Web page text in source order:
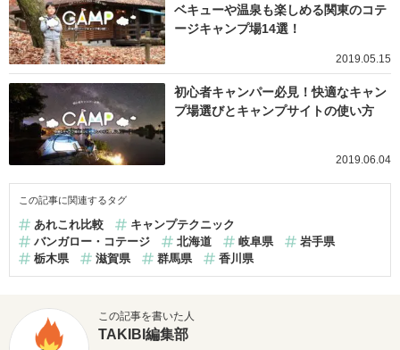
ベキューや温泉も楽しめる関東のコテ
ージキャンプ場14選！
2019.05.15
初心者キャンパー必見！快適なキャン
プ場選びとキャンプサイトの使い方
2019.06.04
この記事に関連するタグ
あれこれ比較
キャンプテクニック
バンガロー・コテージ
北海道 岐阜県
岩手県
栃木県
滋賀県 群馬県 香川県
この記事を書いた人
TAKIBI編集部